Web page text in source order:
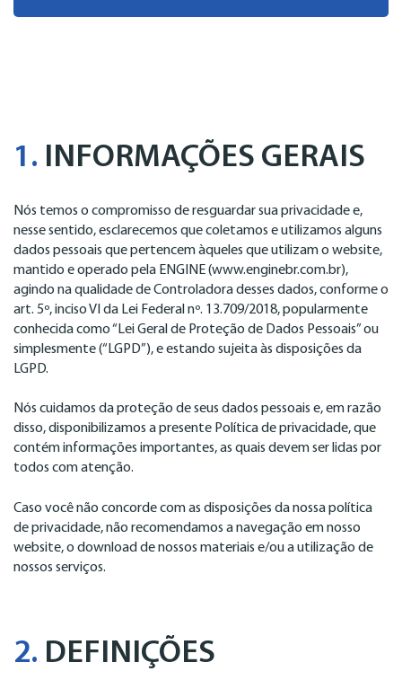
1. INFORMAÇÕES GERAIS
Nós temos o compromisso de resguardar sua privacidade e,
nesse sentido, esclarecemos que coletamos e utilizamos alguns
dados pessoais que pertencem àqueles que utilizam o website,
mantido e operado pela ENGINE (www.enginebr.com.br),
agindo na qualidade de Controladora desses dados, conforme o
art. 5º, inciso VI da Lei Federal nº. 13.709/2018, popularmente
conhecida como “Lei Geral de Proteção de Dados Pessoais” ou
simplesmente (“LGPD”), e estando sujeita às disposições da
LGPD.
Nós cuidamos da proteção de seus dados pessoais e, em razão
disso, disponibilizamos a presente Política de privacidade, que
contém informações importantes, as quais devem ser lidas por
todos com atenção.
Caso você não concorde com as disposições da nossa política
de privacidade, não recomendamos a navegação em nosso
website, o download de nossos materiais e/ou a utilização de
nossos serviços.
2. DEFINIÇÕES